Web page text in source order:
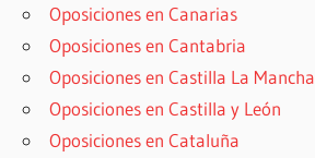
Oposiciones en Canarias
Oposiciones en Cantabria
Oposiciones en Castilla La Mancha
Oposiciones en Castilla y León
Oposiciones en Cataluña